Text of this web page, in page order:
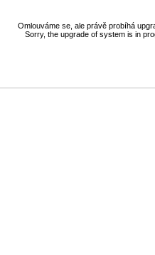
Omlouváme se, ale právě probíhá
Sorry, the upgrade of system is in